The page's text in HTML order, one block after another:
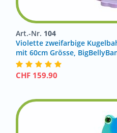
Art.-Nr. 104
Violette zweifarbige
mit 60cm Grösse,
CHF 159.90